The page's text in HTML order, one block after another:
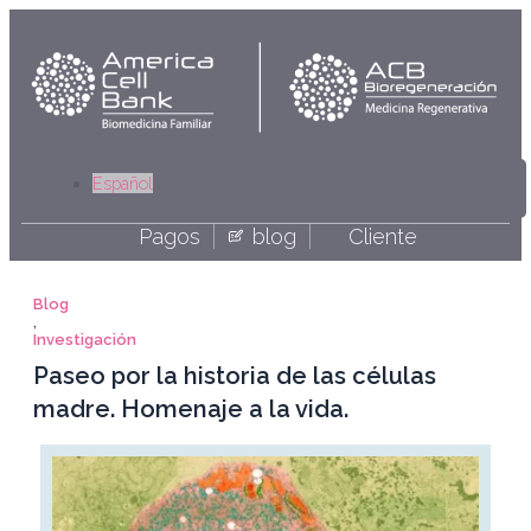
Ir
contenido
Español
Pagos blog Cliente
Blog
,
Investigación
Paseo por la historia de las células
madre. Homenaje a la vida.